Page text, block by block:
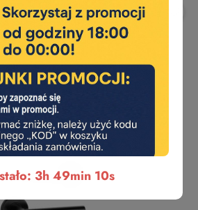
3h 49min 9s